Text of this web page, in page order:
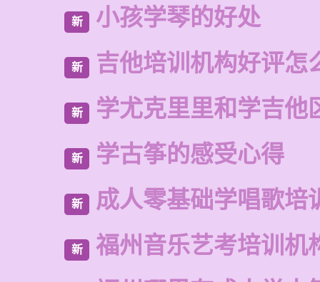
新 小孩学琴的好处
新 吉他培训机构好评怎
新 学尤克里里和学吉他
新 学古筝的感受心得
新 成人零基础学唱歌培
新 福州音乐艺考培训机